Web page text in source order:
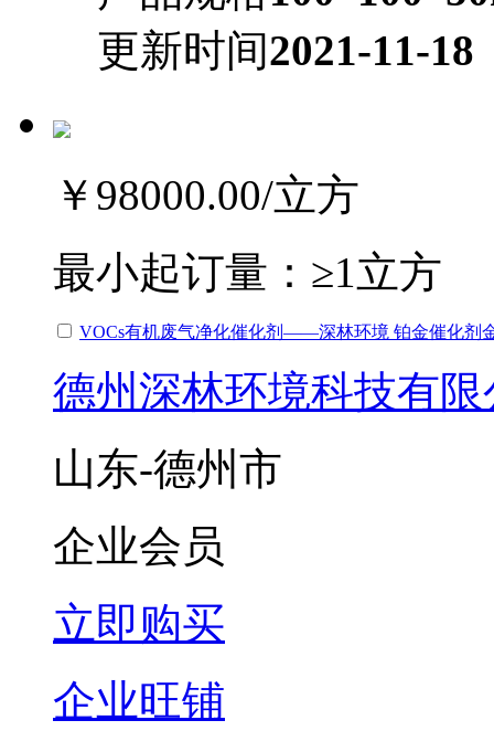
更新时间2021-11-18
￥98000.00/立方
最小起订量： ≥1立方
VOCs有机废气净化催化剂——深林环境 铂金催化剂
德州深林环境科技有限
山东-德州市
企业会员
立即购买
企业旺铺